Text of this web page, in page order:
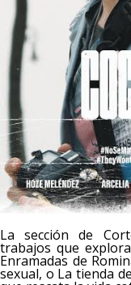
La sección de
trabajos que
Enramadas de
sexual, o La tienda